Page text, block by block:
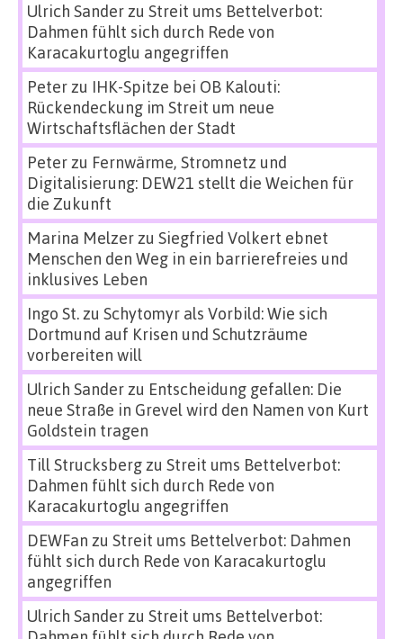
Ulrich Sanderzu Streit ums Bettelverbot:
Dahmen fühlt sich durch Rede von
Karacakurtoglu angegriffen
Peterzu IHK-Spitze bei OB Kalouti:
Rückendeckung im Streit um neue
Wirtschaftsflächen der Stadt
Peterzu Fernwärme, Stromnetz und
Digitalisierung: DEW21 stellt die Weichen für
die Zukunft
Marina Melzerzu Siegfried Volkert ebnet
Menschen den Weg in ein barrierefreies und
inklusives Leben
Ingo St.zu Schytomyr als Vorbild: Wie sich
Dortmund auf Krisen und Schutzräume
vorbereiten will
Ulrich Sanderzu Entscheidung gefallen: Die
neue Straße in Grevel wird den Namen von Kurt
Goldstein tragen
Till Strucksbergzu Streit ums Bettelverbot:
Dahmen fühlt sich durch Rede von
Karacakurtoglu angegriffen
DEWFan zu Streit ums Bettelverbot: Dahmen
fühlt sich durch Rede von Karacakurtoglu
angegriffen
Ulrich Sanderzu Streit ums Bettelverbot: